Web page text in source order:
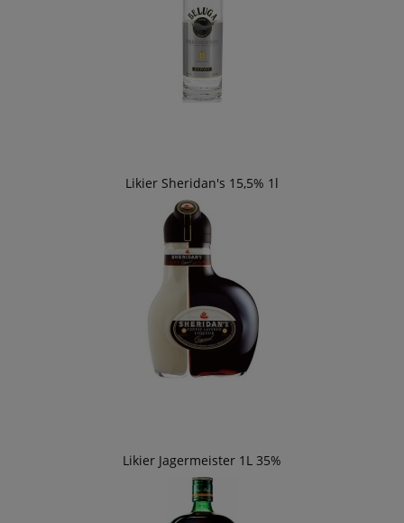
Likier Sheridan's 15,5% 1l
Likier Jagermeister 1L 35%